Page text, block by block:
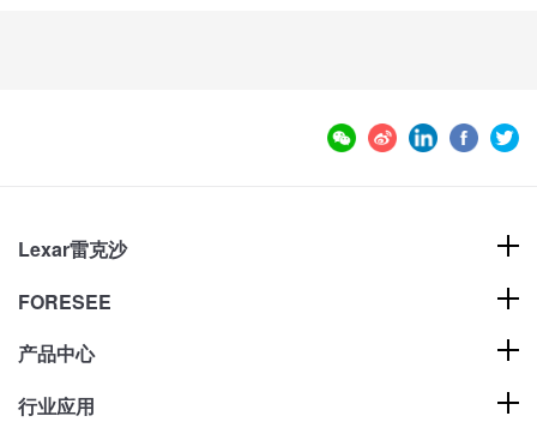
Lexar雷克沙
FORESEE
产品中心
行业应用